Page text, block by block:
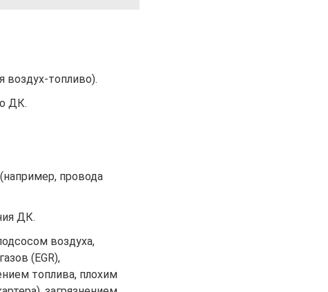
воздух-топливо).
ДК.
провода
ДК.
воздуха,
(EGR),
топлива, плохим